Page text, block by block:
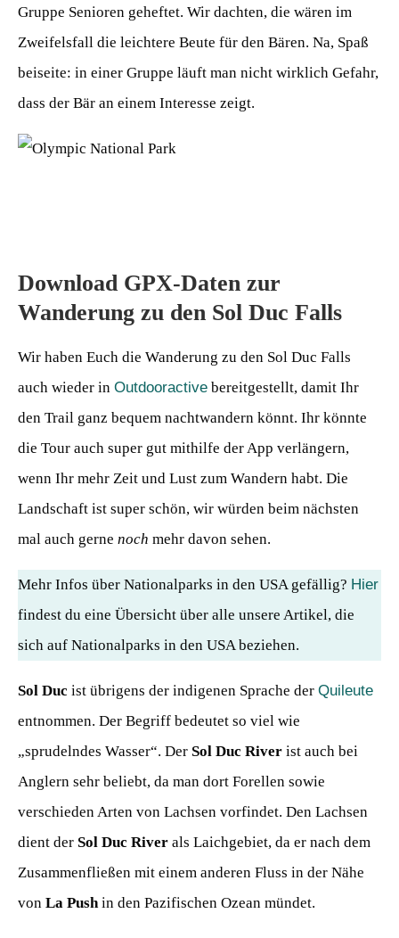
Gruppe Senioren geheftet. Wir dachten, die wären im
Zweifelsfall die leichtere Beute für den Bären. Na, Spaß
beiseite: in einer Gruppe läuft man nicht wirklich Gefahr,
dass der Bär an einem Interesse zeigt.
Download GPX-Daten zur
Wanderung zu den Sol Duc Falls
Wir haben Euch die Wanderung zu den Sol Duc Falls
auch wieder in Outdooractive bereitgestellt, damit Ihr
den Trail ganz bequem nachtwandern könnt. Ihr könnte
die Tour auch super gut mithilfe der App verlängern,
wenn Ihr mehr Zeit und Lust zum Wandern habt. Die
Landschaft ist super schön, wir würden beim nächsten
mal auch gerne noch mehr davon sehen.
Mehr Infos über Nationalparks in den USA gefällig? Hier
findest du eine Übersicht über alle unsere Artikel, die
sich auf Nationalparks in den USA beziehen.
Sol Duc ist übrigens der indigenen Sprache der Quileute
entnommen. Der Begriff bedeutet so viel wie
„sprudelndes Wasser“. Der Sol Duc River ist auch bei
Anglern sehr beliebt, da man dort Forellen sowie
verschieden Arten von Lachsen vorfindet. Den Lachsen
dient der Sol Duc River als Laichgebiet, da er nach dem
Zusammenfließen mit einem anderen Fluss in der Nähe
von La Pushin den Pazifischen Ozean mündet.